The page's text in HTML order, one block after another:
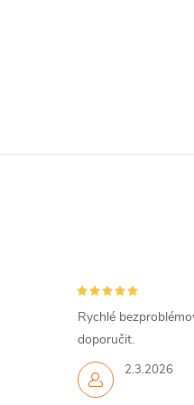
2.3.2026
Rychlé
doporučit.